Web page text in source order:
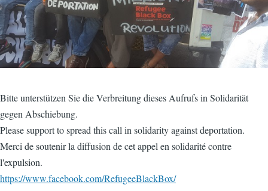
Bitte unterstützen Sie die Verbreitung dieses Aufrufs in Solidarität
gegen Abschiebung.
Please support to spread this call in solidarity against deportation.
Merci de soutenir la diffusion de cet appel en solidarité contre
l'expulsion.
https://www.facebook.com/RefugeeBlackBox/